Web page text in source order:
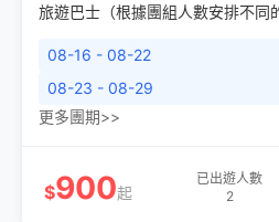
旅遊巴士（根據團組人數安排不同
08-16 - 08-22
08-23 - 08-29
更多團期>>
$900起
已出遊人數
2